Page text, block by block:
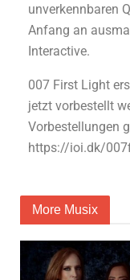
unverkennbaren
Anfang an
Interactive.
007 First Light
jetzt vorbestellt
Vorbestellungen
https://ioi.dk/
More Musix